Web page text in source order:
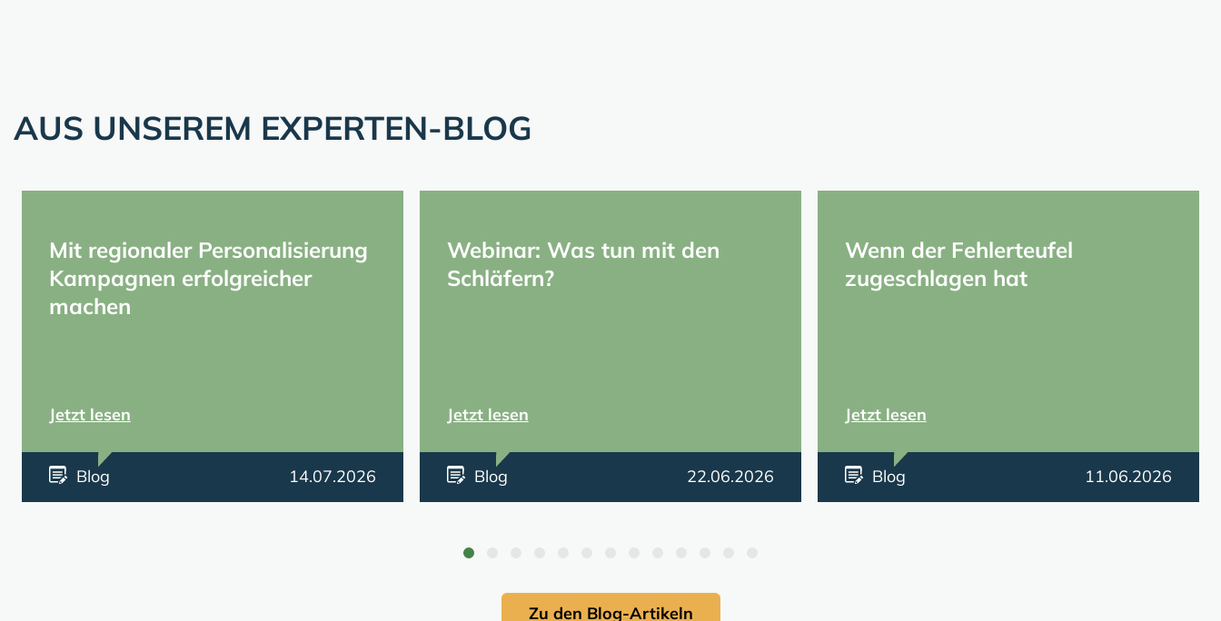
AUS UNSEREM EXPERTEN-BLOG
Mit regionaler Personalisierung
Kampagnen erfolgreicher
machen
Jetzt lesen
Blog 14.07.2026
Webinar: Was tun mit den
Schläfern?
Jetzt lesen
Blog 22.06.2026
Wenn der Fehlerteufel
zugeschlagen hat
Jetzt lesen
Blog 11.06.2026
Zu den Blog-Artikeln